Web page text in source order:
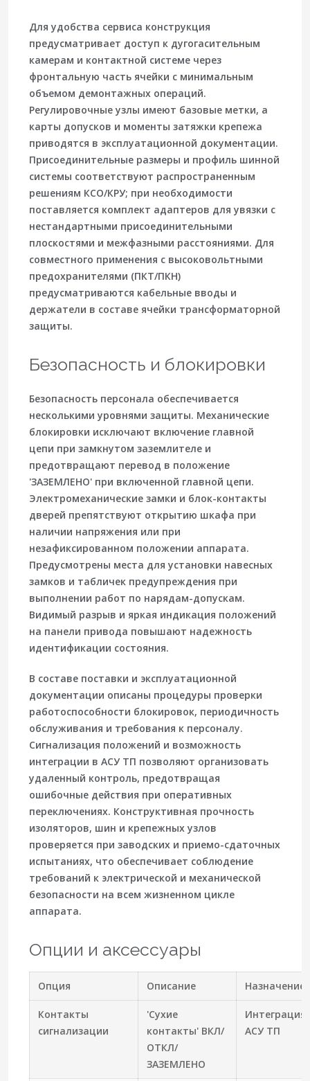
Для удобства сервиса конструкция
предусматривает доступ к дугогасительным
камерам и контактной системе через
фронтальную часть ячейки с минимальным
объемом демонтажных операций.
Регулировочные узлы имеют базовые метки, а
карты допусков и моменты затяжки крепежа
приводятся в эксплуатационной документации.
Присоединительные размеры и профиль шинной
системы соответствуют распространенным
решениям КСО/КРУ; при необходимости
поставляется комплект адаптеров для увязки с
нестандартными присоединительными
плоскостями и межфазными расстояниями. Для
совместного применения с высоковольтными
предохранителями (ПКТ/ПКН)
предусматриваются кабельные вводы и
держатели в составе ячейки трансформаторной
защиты.
Безопасность и блокировки
Безопасность персонала обеспечивается
несколькими уровнями защиты. Механические
блокировки исключают включение главной
цепи при замкнутом заземлителе и
предотвращают перевод в положение
'ЗАЗЕМЛЕНО' при включенной главной цепи.
Электромеханические замки и блок-контакты
дверей препятствуют открытию шкафа при
наличии напряжения или при
незафиксированном положении аппарата.
Предусмотрены места для установки навесных
замков и табличек предупреждения при
выполнении работ по нарядам-допускам.
Видимый разрыв и яркая индикация положений
на панели привода повышают надежность
идентификации состояния.
В составе поставки и эксплуатационной
документации описаны процедуры проверки
работоспособности блокировок, периодичность
обслуживания и требования к персоналу.
Сигнализация положений и возможность
интеграции в АСУ ТП позволяют организовать
удаленный контроль, предотвращая
ошибочные действия при оперативных
переключениях. Конструктивная прочность
изоляторов, шин и крепежных узлов
проверяется при заводских и приемо-сдаточных
испытаниях, что обеспечивает соблюдение
требований к электрической и механической
безопасности на всем жизненном цикле
аппарата.
Опции и аксессуары
Опция Описание Назначение
Контакты
сигнализации
'Сухие
контакты' ВКЛ/
ОТКЛ/
ЗАЗЕМЛЕНО
Интеграция
АСУ ТП